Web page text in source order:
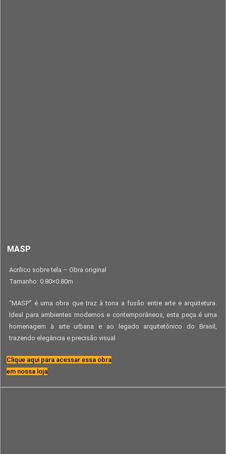
MASP
Acrílico sobre tela – Obra original
Tamanho: 0.80×0.80m
“MASP” é uma obra que traz à tona a fusão entre arte e arquitetura.
Ideal para ambientes modernos e contemporâneos, esta peça é uma
homenagem à arte urbana e ao legado arquitetônico do Brasil,
trazendo elegância e precisão visual
Clique aqui para acessar essa obra
em nossa loja